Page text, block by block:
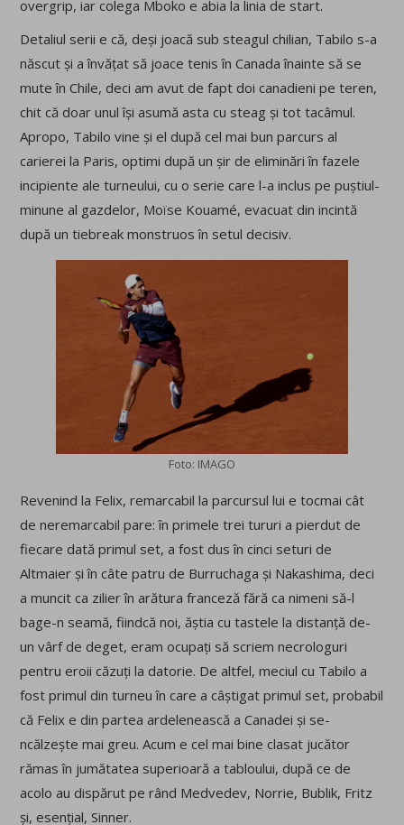
overgrip, iar colega Mboko e abia la linia de start.
Detaliul serii e că, deși joacă sub steagul chilian, Tabilo s-a
născut și a învățat să joace tenis în Canada înainte să se
mute în Chile, deci am avut de fapt doi canadieni pe teren,
chit că doar unul își asumă asta cu steag și tot tacâmul.
Apropo, Tabilo vine și el după cel mai bun parcurs al
carierei la Paris, optimi după un șir de eliminări în fazele
incipiente ale turneului, cu o serie care l-a inclus pe puștiul-
minune al gazdelor, Moïse Kouamé, evacuat din incintă
după un tiebreak monstruos în setul decisiv.
Foto: IMAGO
Revenind la Felix, remarcabil la parcursul lui e tocmai cât
de neremarcabil pare: în primele trei tururi a pierdut de
fiecare dată primul set, a fost dus în cinci seturi de
Altmaier și în câte patru de Burruchaga și Nakashima, deci
a muncit ca zilier în arătura franceză fără ca nimeni să-l
bage-n seamă, fiindcă noi, ăștia cu tastele la distanță de-
un vârf de deget, eram ocupați să scriem necrologuri
pentru eroii căzuți la datorie. De altfel, meciul cu Tabilo a
fost primul din turneu în care a câștigat primul set, probabil
că Felix e din partea ardelenească a Canadei și se-
ncălzește mai greu. Acum e cel mai bine clasat jucător
rămas în jumătatea superioară a tabloului, după ce de
acolo au dispărut pe rând Medvedev, Norrie, Bublik, Fritz
și, esențial, Sinner.